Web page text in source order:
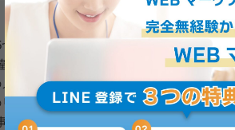
の理由
リット
スク・デメリット
業主だけで生活するための4つのヒント